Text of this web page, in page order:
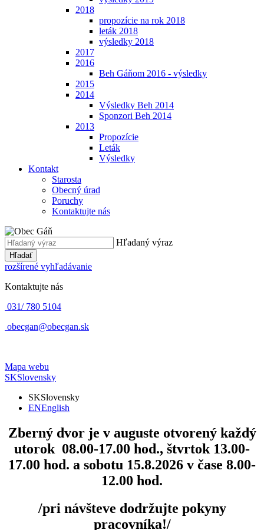
2018
propozície na rok 2018
leták 2018
výsledky 2018
2017
2016
Beh Gáňom 2016 - výsledky
2015
2014
Výsledky Beh 2014
Sponzori Beh 2014
2013
Propozície
Leták
Výsledky
Kontakt
Starosta
Obecný úrad
Poruchy
Kontaktujte nás
Hľadaný výraz
Hľadať
rozšírené vyhľadávanie
Kontaktujte nás
031/ 780 5104
obecgan@obecgan.sk
Mapa webu
SKSlovensky
SKSlovensky
ENEnglish
Zberný dvorje v auguste otvorený každý
utorok 08.00-17.00 hod., štvrtok 13.00-
17.00 hod. a sobotu 15.8.2026 v čase 8.00-
12.00 hod.
/pri návšteve dodržujte pokyny
pracovníka!/